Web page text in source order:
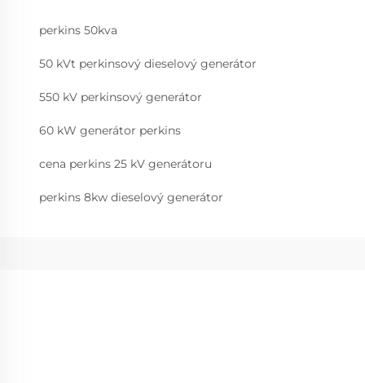
perkins 50kva
50 kVt perkinsový dieselový generátor
550 kV perkinsový generátor
60 kW generátor perkins
cena perkins 25 kV generátoru
perkins 8kw dieselový generátor